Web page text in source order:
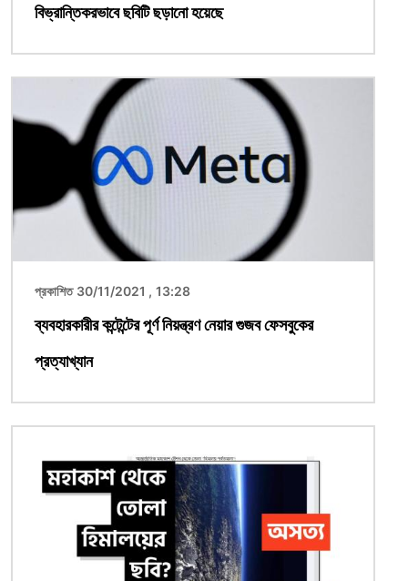
বিভ্রান্তিকরভাবে ছবিটি ছড়ানো হয়েছে
প্রকাশিত 30/11/2021 , 13:28
ব্যবহারকারীর কন্টেন্টের পূর্ণ নিয়ন্ত্রণ নেয়ার গুজব ফেসবুকের
প্রত্যাখ্যান